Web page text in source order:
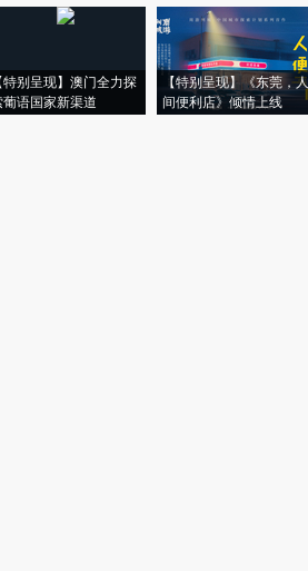
特别呈现】澳门全力探
葡语国家新渠道
【特别呈现】《东莞，人
间便利店》倾情上线